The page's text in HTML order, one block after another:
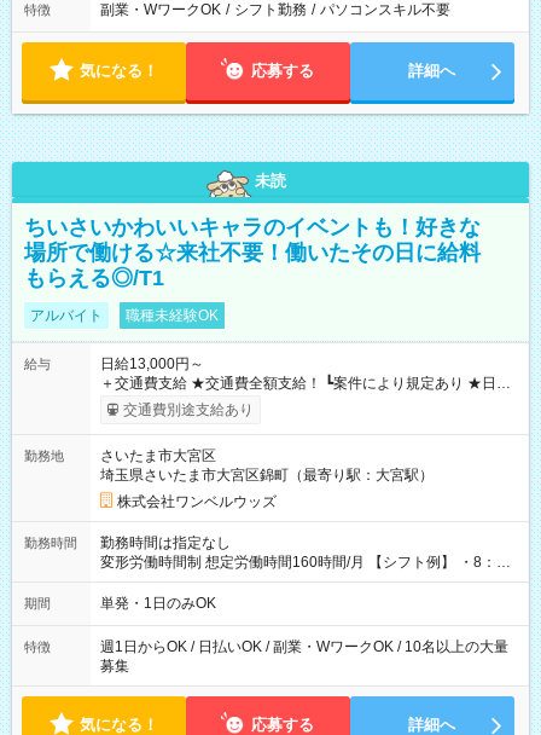
特徴 副業・WワークOK / シフト勤務 / パソコンスキル不要
気になる！ 応募する 詳細へ
未読
ちいさいかわいいキャラのイベントも！好きな
場所で働ける☆来社不要！働いたその日に給料
もらえる◎/T1
アルバイト 職種未経験OK
給与
日給13,000円～
＋交通費支給 ★交通費全額支給！ ┗案件により規定あり ★日払
いOK！（規定あり） ┗働いたその日に現金GET♪ お仕事後はコ
ンビニATMから 日払い分を引き落とせます！ 【試用期間】試
交通費別途支給あり
勤務地
さいたま市大宮区
埼玉県さいたま市大宮区錦町（最寄り駅：大宮駅）
株式会社ワンベルウッズ
勤務時間
勤務時間は指定なし
変形労働時間制 想定労働時間160時間/月 【シフト例】 ・8：00
～21：00
期間 単発・1日のみOK
特徴
週1日からOK / 日払いOK / 副業・WワークOK / 10名以上の大量
募集
気になる！ 応募する 詳細へ